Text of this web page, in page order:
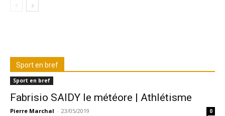
Sport en bref
Sport en bref
Fabrisio SAIDY le météore | Athlétisme
Pierre Marchal - 23/05/2019 0